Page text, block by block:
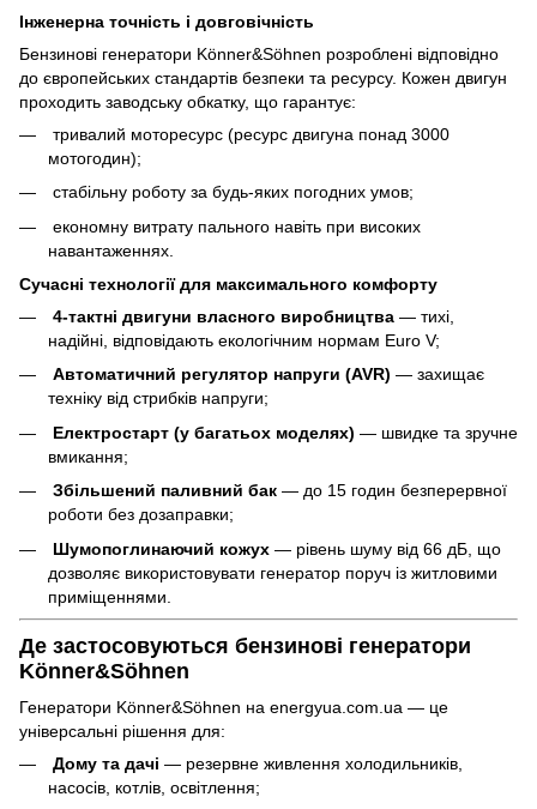
Інженерна точність і довговічність
Бензинові генератори Könner&Söhnen розроблені відповідно
до європейських стандартів безпеки та ресурсу. Кожен двигун
проходить заводську обкатку, що гарантує:
тривалий моторесурс (ресурс двигуна понад 3000
мотогодин);
стабільну роботу за будь-яких погодних умов;
економну витрату пального навіть при високих
навантаженнях.
Сучасні технології для максимального комфорту
4-тактні двигуни власного виробництва — тихі,
надійні, відповідають екологічним нормам Euro V;
Автоматичний регулятор напруги (AVR) — захищає
техніку від стрибків напруги;
Електростарт (у багатьох моделях) — швидке та зручне
вмикання;
Збільшений паливний бак — до 15 годин безперервної
роботи без дозаправки;
Шумопоглинаючий кожух — рівень шуму від 66 дБ, що
дозволяє використовувати генератор поруч із житловими
приміщеннями.
Де застосовуються бензинові генератори
Könner&Söhnen
Генератори Könner&Söhnen на energyua.com.ua — це
універсальні рішення для:
Дому та дачі — резервне живлення холодильників,
насосів, котлів, освітлення;